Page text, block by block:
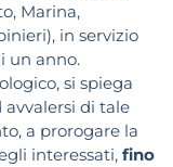
Marina,
in servizio
un anno.
si spiega
avvalersi di tale
a prorogare la
interessati, fino